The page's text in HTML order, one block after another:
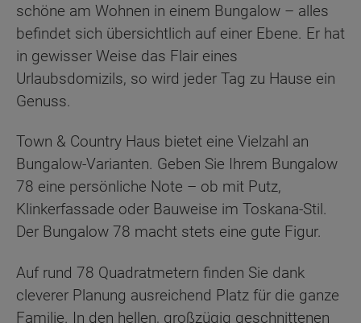
schöne am Wohnen in einem Bungalow – alles
befindet sich übersichtlich auf einer Ebene. Er hat
in gewisser Weise das Flair eines
Urlaubsdomizils, so wird jeder Tag zu Hause ein
Genuss.
Town & Country Haus bietet eine Vielzahl an
Bungalow-Varianten. Geben Sie Ihrem Bungalow
78 eine persönliche Note – ob mit Putz,
Klinkerfassade oder Bauweise im Toskana-Stil.
Der Bungalow 78 macht stets eine gute Figur.
Auf rund 78 Quadratmetern finden Sie dank
cleverer Planung ausreichend Platz für die ganze
Familie. In den hellen, großzügig geschnittenen